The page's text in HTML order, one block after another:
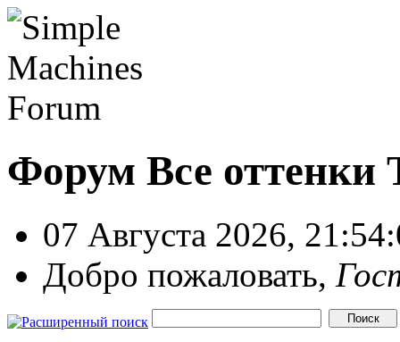
Форум Все оттенки
07 Августа 2026,
Добро пожаловать,